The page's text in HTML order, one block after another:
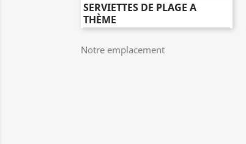
SERVIETTES DE PLAGE A
THÈME
Notre emplacement